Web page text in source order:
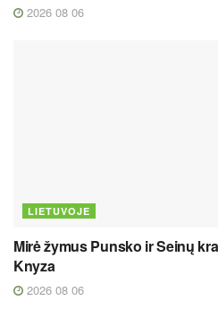
2026 08 06
LIETUVOJE
Mirė žymus Punsko ir Seinų
Knyza
2026 08 06